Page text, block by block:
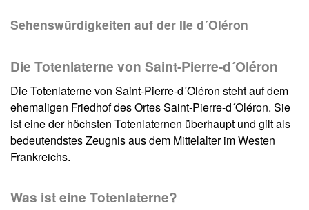
Sehenswürdigkeiten auf der Ile d´Oléron
Die Totenlaterne von Saint-Pierre-d´Oléron
Die Totenlaterne von Saint-Pierre-d´Oléron steht auf dem
ehemaligen Friedhof des Ortes Saint-Pierre-d´Oléron. Sie
ist eine der höchsten Totenlaternen überhaupt und gilt als
bedeutendstes Zeugnis aus dem Mittelalter im Westen
Frankreichs.
Was ist eine Totenlaterne?